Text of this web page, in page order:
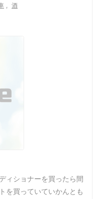
, 酒
ィショナーを買ったら間
を買っていていかんとも